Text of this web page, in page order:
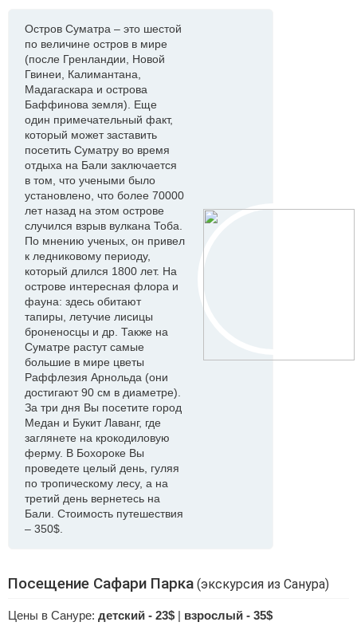
Остров Суматра – это шестой
по величине остров в мире
(после Гренландии, Новой
Гвинеи, Калимантана,
Мадагаскара и острова
Баффинова земля). Еще
один примечательный факт,
который может заставить
посетить Суматру во время
отдыха на Бали заключается
в том, что учеными было
установлено, что более 70000
лет назад на этом острове
случился взрыв вулкана Тоба.
По мнению ученых, он привел
к ледниковому периоду,
который длился 1800 лет. На
острове интересная флора и
фауна: здесь обитают
тапиры, летучие лисицы
броненосцы и др. Также на
Суматре растут самые
большие в мире цветы
Раффлезия Арнольда (они
достигают 90 см в диаметре).
За три дня Вы посетите город
Медан и Букит Лаванг, где
заглянете на крокодиловую
ферму. В Бохороке Вы
проведете целый день, гуляя
по тропическому лесу, а на
третий день вернетесь на
Бали. Стоимость путешествия
– 350$.
Посещение Сафари Парка (экскурсия из Санура)
Цены в Сануре: детский - 23$ | взрослый - 35$